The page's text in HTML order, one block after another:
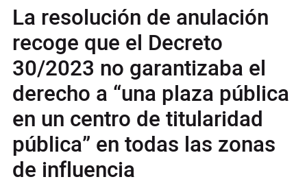
La resolución de anulación
recoge que el Decreto
30/2023 no garantizaba el
derecho a “una plaza pública
en un centro de titularidad
pública” en todas las zonas
de influencia